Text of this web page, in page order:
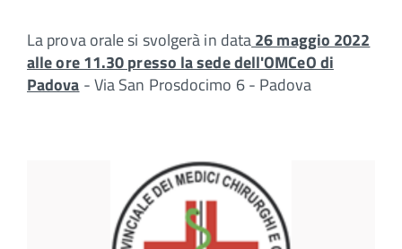
La prova orale si svolgerà in data26 maggio 2022
alle ore 11.30 presso la sede dell'OMCeO di
Padova - Via San Prosdocimo 6 - Padova